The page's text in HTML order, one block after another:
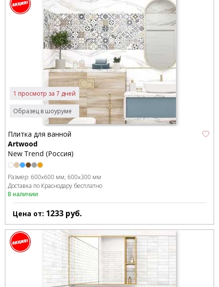
Образец в шоуруме
1 просмотр за 7 дней
Плитка для ванной
Artwood
New Trend (Россия)
Размер: 600x600 мм 600x300 мм
Доставка по Краснодару бесплатно
В наличии
Цена от: 1233 руб.